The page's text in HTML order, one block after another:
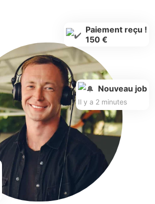
Paiement reçu !
150 €
Nouveau job
Il y a 2 minutes